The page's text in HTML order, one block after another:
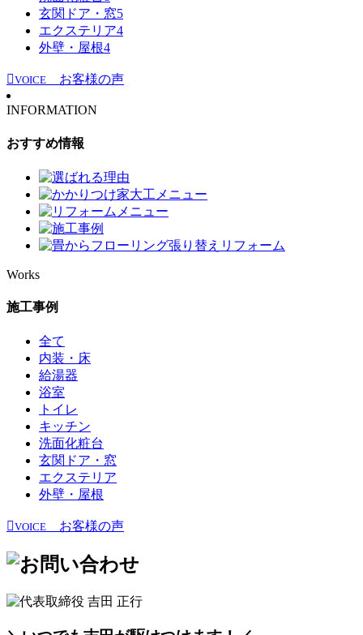
玄関ドア・窓5
エクステリア4
外壁・屋根4
VOICE お客様の声
INFORMATION
おすすめ情報
Works
施工事例
全て
内装・床
給湯器
浴室
トイレ
キッチン
洗面化粧台
玄関ドア・窓
エクステリア
外壁・屋根
VOICE お客様の声